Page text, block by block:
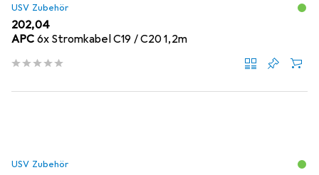
USV Zubehör
EUR
202,04
APC 6x Stromkabel C19 / C20 1,2m
USV Zubehör